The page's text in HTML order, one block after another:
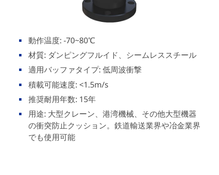
動作温度: -70~80℃
材質: ダンピングフルイド、シームレススチール
適用バッファタイプ: 低周波衝撃
積載可能速度: <1.5m/s
推奨耐用年数: 15年
用途: 大型クレーン、港湾機械、その他大型機器
の衝突防止クッション。鉄道輸送業界や冶金業界
でも使用可能